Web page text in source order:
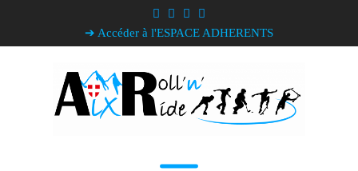
➔ Accéder à l'ESPACE ADHERENTS